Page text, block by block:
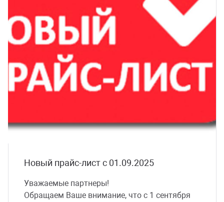
Новый прайс-лист с 01.09.2025
Уважаемые партнеры!
Обращаем Ваше внимание, что с 1 сентября